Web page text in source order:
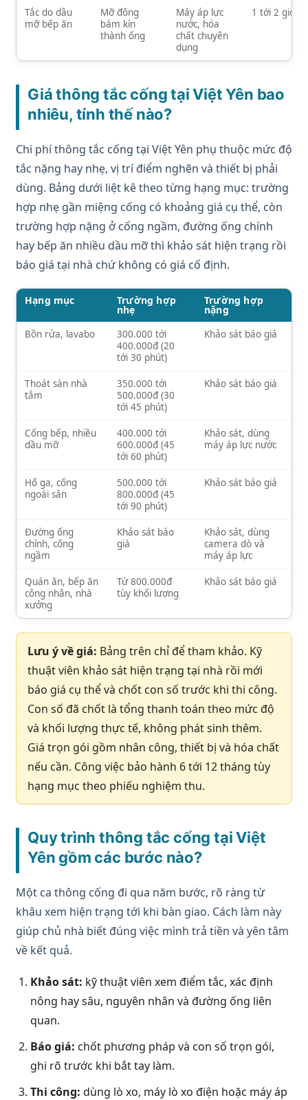
Tắc do dầu
mỡ bếp ăn
Mỡ đông
bám kín
thành ống
Máy áp lực
nước, hóa
chất chuyên
dụng
1 tới 2 giờ
Giá thông tắc cống tại Việt Yên bao
nhiêu, tính thế nào?
Chi phí thông tắc cống tại Việt Yên phụ thuộc mức độ
tắc nặng hay nhẹ, vị trí điểm nghẽn và thiết bị phải
dùng. Bảng dưới liệt kê theo từng hạng mục: trường
hợp nhẹ gần miệng cống có khoảng giá cụ thể, còn
trường hợp nặng ở cống ngầm, đường ống chính
hay bếp ăn nhiều dầu mỡ thì khảo sát hiện trạng rồi
báo giá tại nhà chứ không có giá cố định.
Hạng mục Trường hợp
nhẹ
Trường hợp
nặng
Bồn rửa, lavabo
300.000 tới
400.000đ (20
tới 30 phút)
Khảo sát báo giá
Thoát sàn nhà
tắm
350.000 tới
500.000đ (30
tới 45 phút)
Khảo sát báo giá
Cống bếp, nhiều
dầu mỡ
400.000 tới
600.000đ (45
tới 60 phút)
Khảo sát, dùng
máy áp lực nước
Hố ga, cống
ngoài sân
500.000 tới
800.000đ (45
tới 90 phút)
Khảo sát báo giá
Đường ống
chính, cống
ngầm
Khảo sát báo
giá
Khảo sát, dùng
camera dò và
máy áp lực
Quán ăn, bếp ăn
công nhân, nhà
xưởng
Từ 800.000đ
tùy khối lượng
Khảo sát báo giá
Lưu ý về giá: Bảng trên chỉ để tham khảo. Kỹ
thuật viên khảo sát hiện trạng tại nhà rồi mới
báo giá cụ thể và chốt con số trước khi thi công.
Con số đã chốt là tổng thanh toán theo mức độ
và khối lượng thực tế, không phát sinh thêm.
Giá trọn gói gồm nhân công, thiết bị và hóa chất
nếu cần. Công việc bảo hành 6 tới 12 tháng tùy
hạng mục theo phiếu nghiệm thu.
Quy trình thông tắc cống tại Việt
Yên gồm các bước nào?
Một ca thông cống đi qua năm bước, rõ ràng từ
khâu xem hiện trạng tới khi bàn giao. Cách làm này
giúp chủ nhà biết đúng việc mình trả tiền và yên tâm
về kết quả.
Khảo sát: kỹ thuật viên xem điểm tắc, xác định
nông hay sâu, nguyên nhân và đường ống liên
quan.
Báo giá: chốt phương pháp và con số trọn gói,
ghi rõ trước khi bắt tay làm.
Thi công: dùng lò xo, máy lò xo điện hoặc máy áp